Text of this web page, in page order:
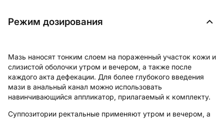
Режим дозирования
Мазь наносят тонким слоем на пораженный участок кожи и
слизистой оболочки утром и вечером, а также после
каждого акта дефекации. Для более глубокого введения
мази в анальный канал можно использовать
навинчивающийся аппликатор, прилагаемый к комплекту.
Суппозитории ректальные применяют утром и вечером, а